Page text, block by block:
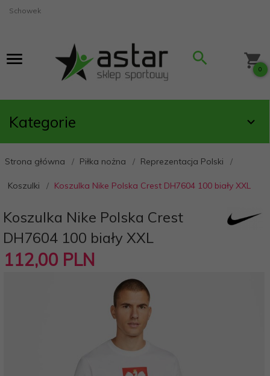
Schowek
0
Kategorie
Strona główna Piłka nożna Reprezentacja Polski
Koszulki Koszulka Nike Polska Crest DH7604 100 biały XXL
Koszulka Nike Polska Crest
DH7604 100 biały XXL
112,00 PLN